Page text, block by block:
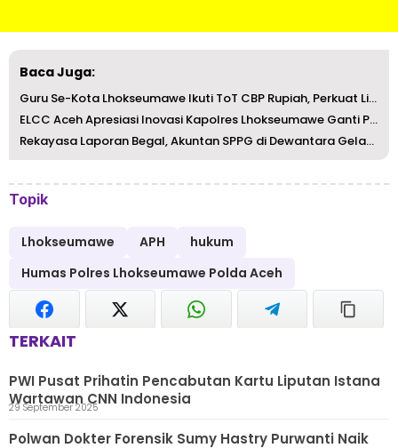
Baca Juga:
Guru Se-Kota Lhokseumawe Ikuti ToT CBP Rupiah, Perkuat Li...
ELCC Aceh Apresiasi Inovasi Kapolres Lhokseumawe Ganti Pa...
Rekayasa Laporan Begal, Akuntan SPPG di Dewantara Gelapka...
Topik
Lhokseumawe APH
hukum
Humas Polres Lhokseumawe Polda Aceh
TERKAIT
PWI Pusat Prihatin Pencabutan Kartu Liputan Istana
Wartawan CNN Indonesia
29 September 2025
Polwan Dokter Forensik Sumy Hastry Purwanti Naik